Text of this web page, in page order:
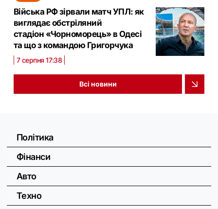
Війська РФ зірвали матч УПЛ: як
виглядає обстріляний
стадіон «Чорноморець» в Одесі
та що з командою Григорчука
7 серпня 17:38
Всі новини
Політика
Фінанси
Авто
Техно